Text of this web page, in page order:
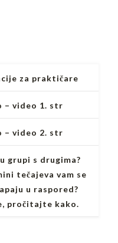
za praktičare
– video 1. str
– video 2. str
grupi s drugima?
tečajeva vam se
u raspored?
pročitajte kako.